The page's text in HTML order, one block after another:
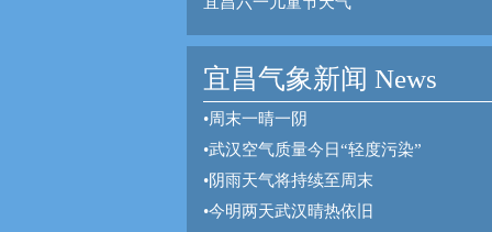
宜昌气象新闻 News
•周末一晴一阴
•武汉空气质量今日“轻度污染”
•阴雨天气将持续至周末
•今明两天武汉晴热依旧